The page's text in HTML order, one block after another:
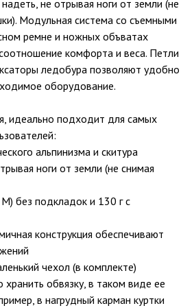
не отрывая ноги от земли (не
Модульная система со съемными
ремне и ножных объватах
комфорта и веса. Петли
ледобура позволяют удобно
оборудование.
идеально подходит для самых
альпинизма и скитура
ноги от земли (не снимая
без подкладок и 130 г с
конструкция обеспечивают
чехол (в комплекте)
хранить обвязку, в таком виде ее
в нагрудный карман куртки